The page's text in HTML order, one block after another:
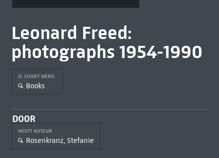
Leonard Freed:
photographs 1954-1990
IS SOORT WERK
Books
DOOR
HEEFT AUTEUR
Rosenkranz, Stefanie